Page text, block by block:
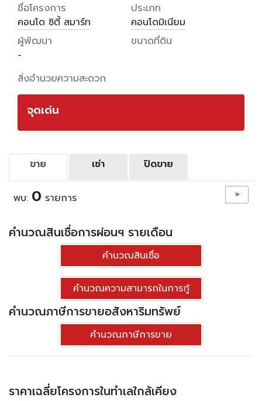
ชื่อโครงการ
คอนโด ซิตี้ สมาร์ท
ประเภท
คอนโดมิเนียม
ผู้พัฒนา
-
ขนาดที่ดิน
สิ่งอำนวยความสะดวก
จุดเด่น
ขาย เช่า ปิดขาย
พบ: 0 รายการ »
คำนวณสินเชื่อการผ่อนฯ รายเดือน
คำนวณสินเชื่อ
คำนวณความสามารถในการกู้
คำนวณภาษีการขายอสังหาริมทรัพย์
คำนวณภาษีการขาย
ราคาเฉลี่ยโครงการในทำเลใกล้เคียง